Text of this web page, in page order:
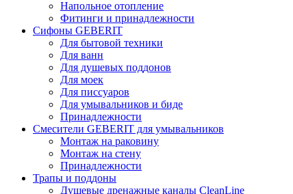
Напольное отопление
Фитинги и принадлежности
Сифоны GEBERIT
Для бытовой техники
Для ванн
Для душевых поддонов
Для моек
Для писсуаров
Для умывальников и биде
Принадлежности
Смесители GEBERIT для умывальников
Монтаж на раковину
Монтаж на стену
Принадлежности
Трапы и поддоны
Душевые дренажные каналы CleanLine